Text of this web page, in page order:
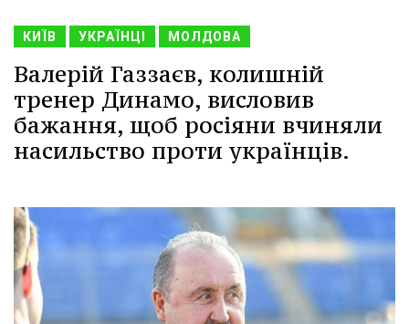
КИЇВ УКРАЇНЦІ МОЛДОВА
Валерій Газзаєв, колишній
тренер Динамо, висловив
бажання, щоб росіяни вчиняли
насильство проти українців.